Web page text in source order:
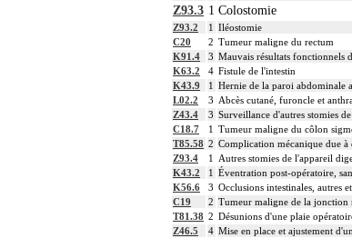
Z93.3 1 Colostomie
Z93.2 1 Iléostomie
C20
2 Tumeur maligne du rectum
K91.4
3 Mauvais résultats fonctionnels
K63.2
4 Fistule de l'intestin
K43.9
1 Hernie de la paroi abdominale
L02.2
3 Abcès cutané, furoncle et
Z43.4
3 Surveillance d'autres stomies
C18.7
1 Tumeur maligne du côlon
T85.58 2 Complication mécanique due à
Z93.4
1
Autres stomies de l'appareil
K43.2
1 Éventration post-opératoire,
K56.6
3 Occlusions intestinales, autres
C19
2 Tumeur maligne de la jonction
T81.38 2 Désunions d'une plaie
Z46.5
4 Mise en place et ajustement